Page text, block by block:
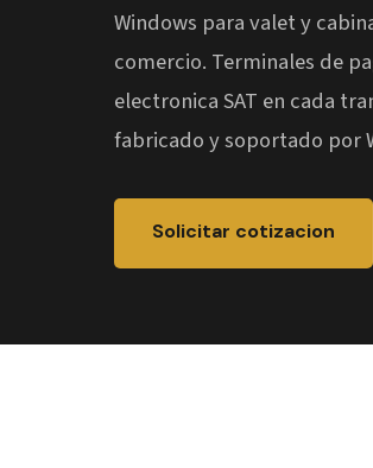
Windows para valet y
comercio. Terminales de
electronica SAT en cada
fabricado y soportado por
Solicitar cotizacion